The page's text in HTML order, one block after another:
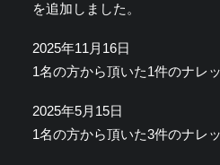
を追加しました。
2025年11月16日
1名の方から頂いた1件のナレ
2025年5月15日
1名の方から頂いた3件のナレ